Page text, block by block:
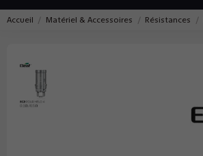
Accueil Matériel & Accessoires Résistances